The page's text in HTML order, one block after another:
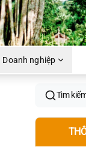
Doanh nghiệp
Tìm